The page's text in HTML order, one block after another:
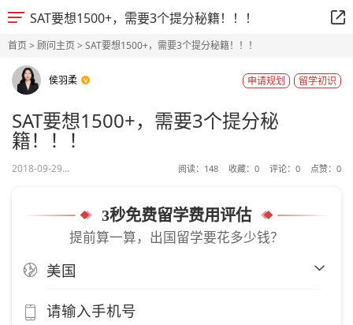
SAT要想1500+，需要3个提分秘籍！！！
首页> 顾问主页> SAT要想1500+，需要3个提分秘籍！！！
侯羽柔 留学初识
申请规划
SAT要想1500+，需要3个提分秘
籍！！！
2018-09-29... 阅读： 148 收藏： 0 评论： 0 点赞： 0
3秒免费留学费用评估
提前算一算，出国留学要花多少钱？